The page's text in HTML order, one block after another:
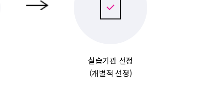
실습기관 선정
(개별적 선정)